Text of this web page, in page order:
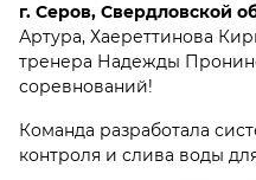
г. Серов, Свердловской
Артура, Хаереттинова
тренера Надежды
соревнований!
Команда разработала
контроля и слива воды